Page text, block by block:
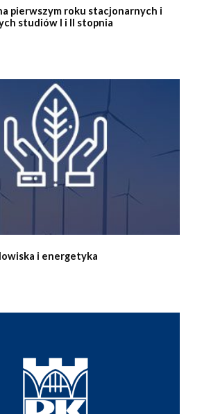
pierwszym roku stacjonarnych i
studiów I i II stopnia
i energetyka